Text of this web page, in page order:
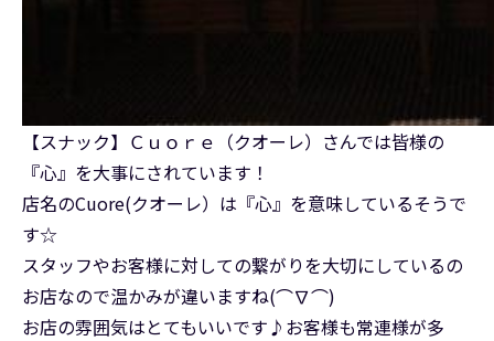
【スナック】Ｃｕｏｒｅ（クオーレ）さんでは皆様の
『心』を大事にされています！
店名のCuore(クオーレ）は『心』を意味しているそうで
す☆
スタッフやお客様に対しての繋がりを大切にしているの
お店なので温かみが違いますね(⌒∇⌒)
お店の雰囲気はとてもいいです♪お客様も常連様が多